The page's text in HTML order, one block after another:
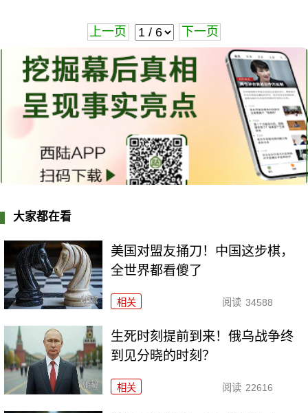
上一页 下一页
大家都在看
美国对盟友捅刀！中国这步棋，
全世界都看傻了
相关 阅读 34588
生死时刻提前到来！俄乌战争终
到见分晓的时刻？
相关 阅读 22616